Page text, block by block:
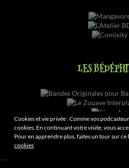
LES
Cookies et vie privée : Comme vos
cookies. En continuant votre visite, vous
Pour en apprendre plus, faites un tour sur ce
cookies